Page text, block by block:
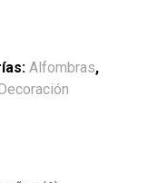
Alfombras,